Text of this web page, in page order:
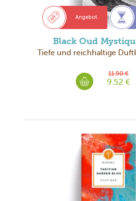
Angebot
Black Oud
Tiefe und reichhaltige
11.90 €
9.52 €